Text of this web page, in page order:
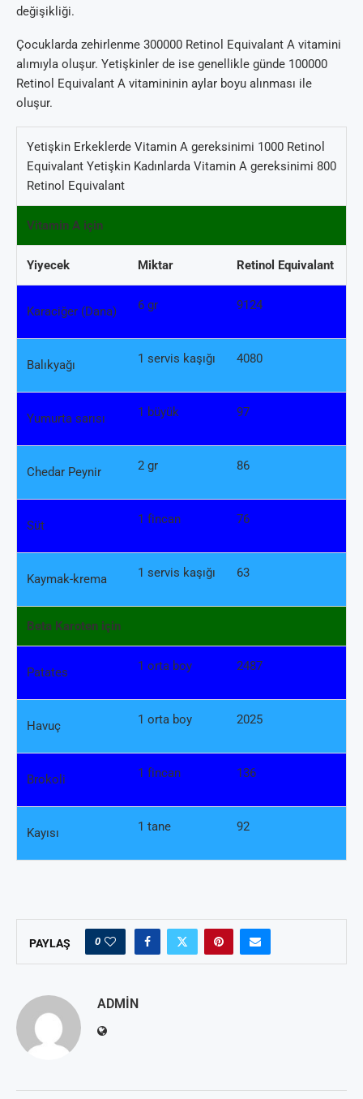
değişikliği.
Çocuklarda zehirlenme 300000 Retinol Equivalant A vitamini
alımıyla oluşur. Yetişkinler de ise genellikle günde 100000
Retinol Equivalant A vitamininin aylar boyu alınması ile
oluşur.
Yetişkin Erkeklerde Vitamin A gereksinimi 1000 Retinol
Equivalant Yetişkin Kadınlarda Vitamin A gereksinimi 800
Retinol Equivalant
Vitamin A için
Yiyecek Miktar Retinol Equivalant
Karaciğer (Dana) 6 gr 9124
Balıkyağı 1 servis kaşığı 4080
Yumurta sarısı 1 büyük 97
Chedar Peynir 2 gr 86
Süt 1 fincan 76
Kaymak-krema 1 servis kaşığı 63
Beta Karoten için
Patates 1 orta boy 2487
Havuç 1 orta boy 2025
Brokoli 1 fincan 136
Kayısı 1 tane 92
PAYLAŞ 0
ADMIN